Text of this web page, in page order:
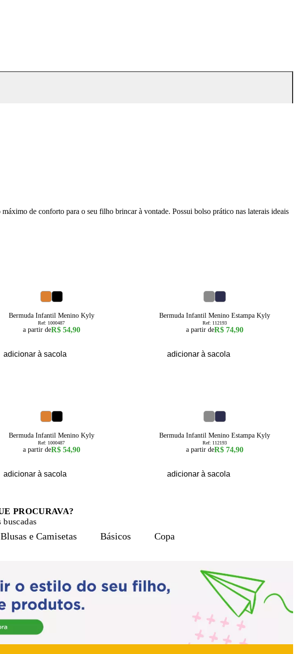
de conforto para o seu filho brincar à vontade. Possui bolso prático nas laterais ideais
Bermuda Infantil Menino Kyly
Ref: 1000487
a partir deR$ 54,90
adicionar à sacola
Bermuda Infantil Menino Estampa Kyly
Ref: 112193
a partir deR$ 74,90
adicionar à sacola
Bermuda Infantil Menino Kyly
Ref: 1000487
a partir deR$ 54,90
adicionar à sacola
Bermuda Infantil Menino Estampa Kyly
Ref: 112193
a partir deR$ 74,90
adicionar à sacola
PROCURAVA?
Blusas e Camisetas Básicos Copa